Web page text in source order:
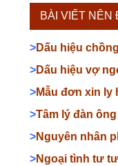
BÀI VIẾT NÊN
>Dấu hiệu
>Dấu hiệu vợ
>Mẫu đơn xin ly
>Tâm lý đàn
>Nguyên nhân
>Ngoại tình tư